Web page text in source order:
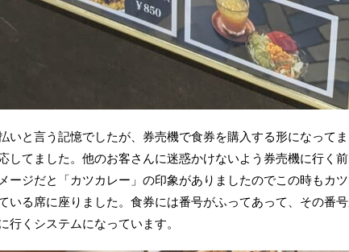
いと言う記憶でしたが、券売機で食券を購入する形になって
してました。他のお客さんに迷惑かけないよう券売機に行く
ージだと「カツカレー」の印象がありましたのでこの時もカ
いる席に座りました。食券には番号がふってあって、その番
行くシステムになっています。